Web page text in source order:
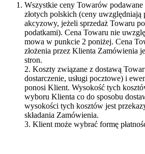
Wszystkie ceny Towarów
złotych polskich (ceny
akcyzowy, jeżeli sprzedaż Towaru
podatkami). Cena Towaru nie
mowa w punkcie 2 poniżej. Cena
złożenia przez Klienta Zamówienia
stron.
2. Koszty związane z dostawą
dostarczenie, usługi pocztowe) i
ponosi Klient. Wysokość tych
wyboru Klienta co do sposobu
wysokości tych kosztów jest
składania Zamówienia.
3. Klient może wybrać formę